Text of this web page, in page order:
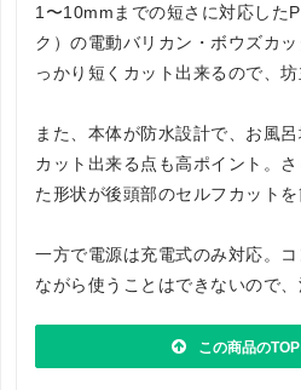
1〜10mmまでの短さに対応した
ク）の電動バリカン・ボウズカ
っかり短くカット出来るので、
また、本体が防水設計で、お風
カット出来る点も高ポイント。
た形状が後頭部のセルフカットを
一方で電源は充電式のみ対応。
ながら使うことはできないので、
この商品の